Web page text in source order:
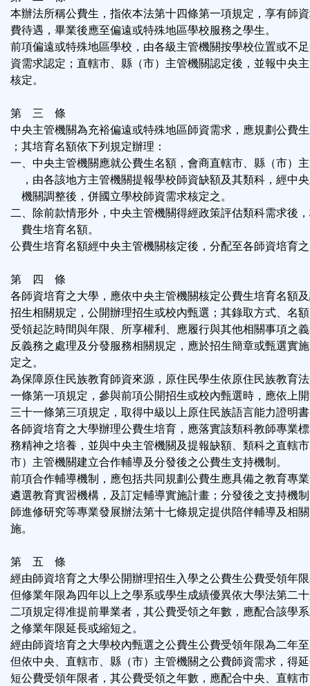
區
本辦法所稱公費生，指依本法第十四條第一項規定，享有師
費待遇，畢業後應至偏遠或特殊地區學校服務之學生。
前項偏遠或特殊地區學校，由各級主管機關按學校位置或不
資需求認定；直轄市、縣（市）主管機關認定後，並報中央
核定。
第 三 條
中央主管機關為充裕偏遠或特殊地區師資需求，應規劃公費
；其培育名額依下列規定辦理：
一、中央主管機關應就公費生名額，會商直轄市、縣（市）
，由各該地方主管機關提報學校師資缺額及其類科，經中
機關調整後，併國立學校師資需求核定之。
二、除前款情形外，中央主管機關得經政策評估類科需求後
費生培育名額。
公費生培育名額經中央主管機關核定後，分配至各師資培育
第 四 條
各師資培育之大學，應依中央主管機關核定公費生培育名額
招生相關規定，公開辦理招生或校內甄選；其錄取方式、名
受領起訖時間與年限、所享權利、應履行與其他相關事項之
反義務之處理及分發服務相關規定，應於招生簡章或甄選實
定之。
為保障原住民族教育師資來源，原住民學生依原住民族教育
一條第一項規定，參與前項公開招生或校內甄選時，應依上
三十一條第三項規定，取得中級以上原住民族語言能力證明
各師資培育之大學辦理公費生培育，應落實該類科教師專業
務精神之培養，並與中央主管機關及提報缺額、類科之直轄
市）主管機關建立合作輔導及分發後之公費生支持機制。
前項合作輔導機制，應包括共同規劃公費生應具備之教育專
遴選教育實習機構，及訂定輔導實施計畫；分發後之支持機
師進修研究等專業發展辦法第十七條規定提供陪伴輔導及相
施。
第 五 條
經由師資培育之大學公開辦理招生入學之公費生公費受領年
但修業年限為四年以上之學系或學生成績優異依大學法第二
二項規定得准提前畢業者，其公費受領之年數，應配合該學
之修業年限延長或縮短之。
經由師資培育之大學校內甄選之公費生公費受領年限為二年
但依中央、直轄市、縣（市）主管機關之公費師資需求，得
短公費受領年限者，其公費受領之年數，應配合中央、直轄